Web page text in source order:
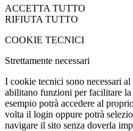
ACCETTA TUTTO
RIFIUTA TUTTO
COOKIE TECNICI
Strettamente necessari
I cookie tecnici sono necessari
abilitano funzioni per facilitare la
esempio potrà accedere al
volta il login oppure potrà
navigare il sito senza doverla